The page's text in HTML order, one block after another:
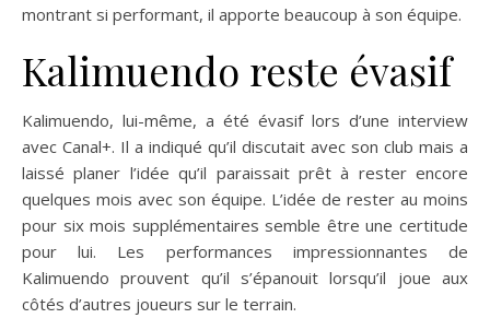
montrant si performant, il apporte beaucoup à son équipe.
Kalimuendo reste évasif
Kalimuendo, lui-même, a été évasif lors d’une interview
avec Canal+. Il a indiqué qu’il discutait avec son club mais a
laissé planer l’idée qu’il paraissait prêt à rester encore
quelques mois avec son équipe. L’idée de rester au moins
pour six mois supplémentaires semble être une certitude
pour lui. Les performances impressionnantes de
Kalimuendo prouvent qu’il s’épanouit lorsqu’il joue aux
côtés d’autres joueurs sur le terrain.